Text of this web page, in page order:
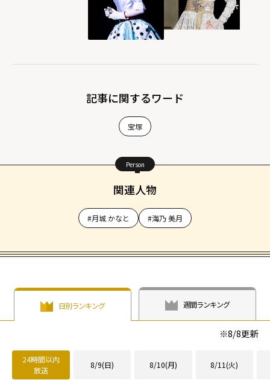
記事に関するワード
宝塚
Person
関連人物
#月城 かなと #海乃 美月
日別ランキング 週間ランキング
※8/8更新
24時間以内
放送
8/9(日) 8/10(月) 8/11(火)